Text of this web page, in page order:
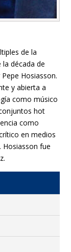
de la
década de
Hosiasson.
y abierta a
como músico
hot
como
en medios
Hosiasson fue